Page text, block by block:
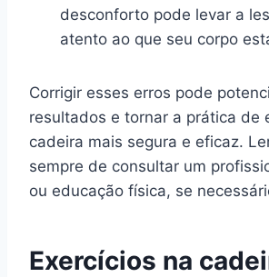
desconforto pode levar a
atento ao que seu corpo
Corrigir esses erros pode
resultados e tornar a prática de
cadeira mais segura e eficaz.
sempre de consultar um
ou educação física, se
Exercícios na